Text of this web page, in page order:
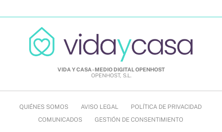
VIDA Y CASA - MEDIO DIGITAL OPENHOST
OPENHOST, S.L.
QUIÉNES SOMOS AVISO LEGAL
POLÍTICA DE PRIVACIDAD
COMUNICADOS
GESTIÓN DE CONSENTIMIENTO